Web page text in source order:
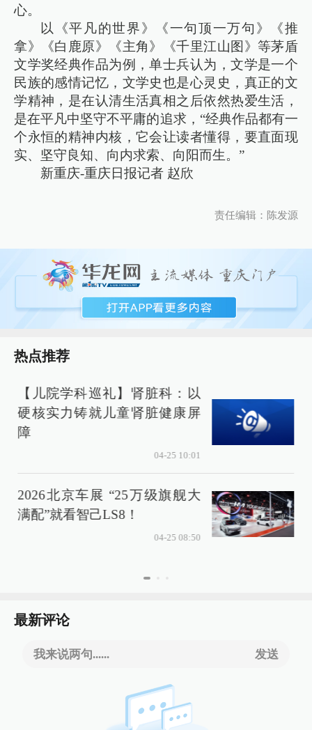
心。
以《平凡的世界》《一句顶一万句》《推
拿》《白鹿原》《主角》《千里江山图》等茅盾
文学奖经典作品为例，单士兵认为，文学是一个
民族的感情记忆，文学史也是心灵史，真正的文
学精神，是在认清生活真相之后依然热爱生活，
是在平凡中坚守不平庸的追求，“经典作品都有一
个永恒的精神内核，它会让读者懂得，要直面现
实、坚守良知、向内求索、向阳而生。”
新重庆-重庆日报记者 赵欣
责任编辑：陈发源
热点推荐
【儿院学科巡礼】肾脏科：以
硬核实力铸就儿童肾脏健康屏
障
04-25 10:01
2026北京车展 “25万级旗舰大
满配”就看智己LS8！
04-25 08:50
最新评论
我来说两句...... 发送